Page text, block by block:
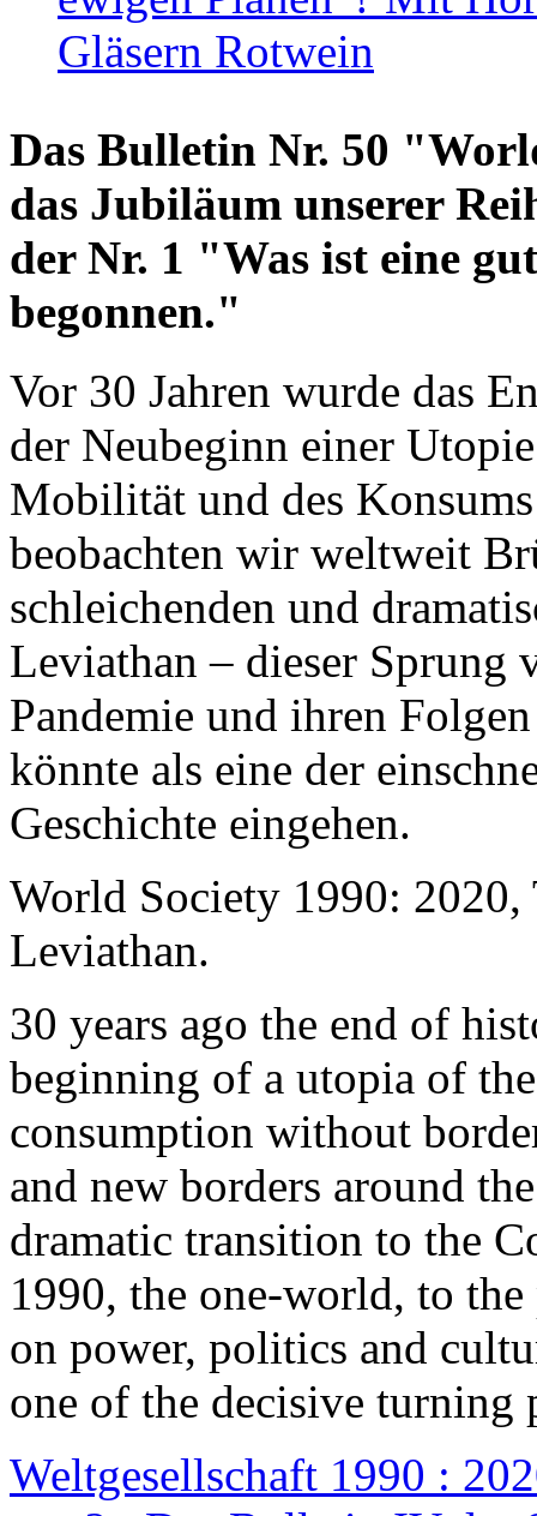
Gläsern Rotwein
Das Bulletin Nr. 50
das Jubiläum unserer
der Nr. 1 "Was ist eine
begonnen."
Vor 30 Jahren wurde das
der Neubeginn einer
Mobilität und des
beobachten wir weltweit
schleichenden und
Leviathan – dieser Sprung
Pandemie und ihren
könnte als eine der
Geschichte eingehen.
World Society 1990: 2020,
Leviathan.
30 years ago the end of
beginning of a utopia of
consumption without
and new borders around
dramatic transition to the
1990, the one-world, to the
on power, politics and
one of the decisive turning
Weltgesellschaft 1990 :